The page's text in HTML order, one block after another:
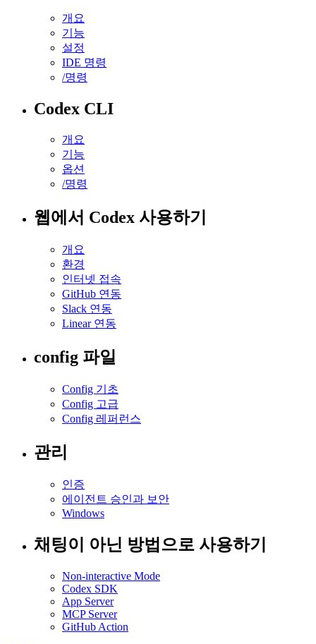
개요
기능
설정
IDE 명령
/명령
Codex CLI
개요
기능
옵션
/명령
웹에서 Codex 사용하기
개요
환경
인터넷 접속
GitHub 연동
Slack 연동
Linear 연동
config 파일
Config 기초
Config 고급
Config 레퍼런스
관리
인증
에이전트 승인과 보안
Windows
채팅이 아닌 방법으로 사용하기
Non-interactive Mode
Codex SDK
App Server
MCP Server
GitHub Action